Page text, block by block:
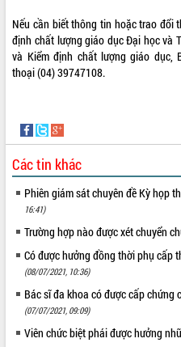
Nếu cần biết thông tin hoặc trao đổi
định chất lượng giáo dục Đại học và
và Kiểm định chất lượng giáo dục,
thoại (04) 39747108.
Các tin khác
Phiên giám sát chuyên đề Kỳ họp
16:41)
Trường hợp nào được xét chuyển
Có được hưởng đồng thời phụ cấp
(08/07/2021, 10:36)
Bác sĩ đa khoa có được cấp chứng
(07/07/2021, 09:09)
Viên chức biệt phái được hưởng